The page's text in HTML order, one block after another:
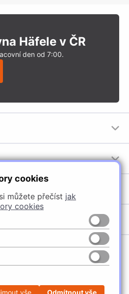
cookies
můžete přečíst jak
cookies
vše Odmítnout vše
Häfele v ČR
den od 7:00.